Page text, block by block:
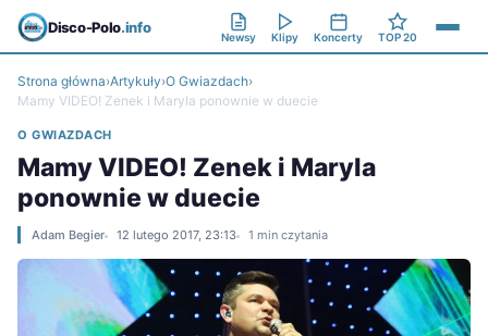
Disco-Polo.info
Newsy Klipy Koncerty TOP 20
Strona główna›Artykuły›O Gwiazdach›
Mamy VIDEO! Zenek i Maryla ponownie w duecie
O GWIAZDACH
Mamy VIDEO! Zenek i Maryla
ponownie w duecie
Adam Begier 12 lutego 2017, 23:13 1 min czytania